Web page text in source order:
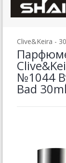
Clive&Keira -
№1044
Bad